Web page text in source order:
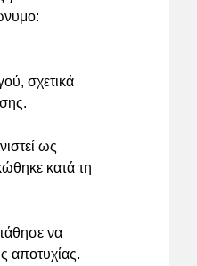
σχετικά
ως
κατά τη
να
αποτυχίας.